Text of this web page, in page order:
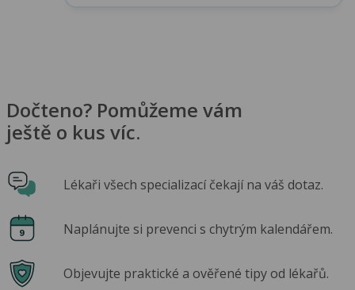
Dočteno? Pomůžeme vám
ještě o kus víc.
Lékaři všech specializací čekají na váš dotaz.
Naplánujte si prevenci s chytrým kalendářem.
Objevujte praktické a ověřené tipy od lékařů.